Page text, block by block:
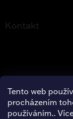
Tento web
procházením
používáním..
Kontakt